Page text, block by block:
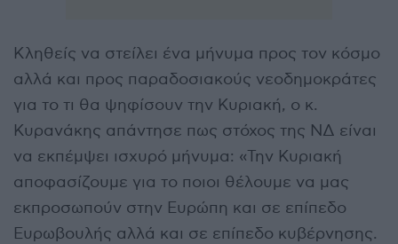
Κληθείς να στείλει ένα μήνυμα προς τον κόσμο
αλλά και προς παραδοσιακούς νεοδημοκράτες
για το τι θα ψηφίσουν την Κυριακή, ο κ.
Κυρανάκης απάντησε πως στόχος της ΝΔ είναι
να εκπέμψει ισχυρό μήνυμα: «Την Κυριακή
αποφασίζουμε για το ποιοι θέλουμε να μας
εκπροσωπούν στην Ευρώπη και σε επίπεδο
Ευρωβουλής αλλά και σε επίπεδο κυβέρνησης.